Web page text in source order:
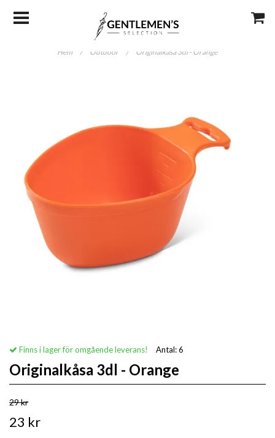
Hem / Outdoor / Originalkåsa 3dl - Orange
Finns i lager för omgående leverans! Antal:6
Originalkåsa 3dl - Orange
29 kr
23 kr